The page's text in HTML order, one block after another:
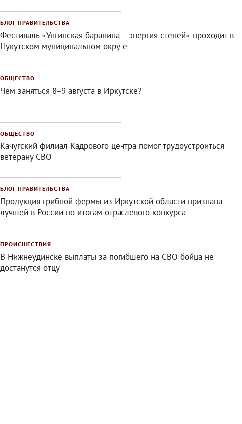
БЛОГ ПРАВИТЕЛЬСТВА
Фестиваль «Унгинская баранина – энергия степей» проходит в
Нукутском муниципальном округе
ОБЩЕСТВО
Чем заняться 8–9 августа в Иркутске?
ОБЩЕСТВО
Качугский филиал Кадрового центра помог трудоустроиться
ветерану СВО
БЛОГ ПРАВИТЕЛЬСТВА
Продукция грибной фермы из Иркутской области признана
лучшей в России по итогам отраслевого конкурса
ПРОИСШЕСТВИЯ
В Нижнеудинске выплаты за погибшего на СВО бойца не
достанутся отцу